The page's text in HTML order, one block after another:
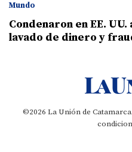
Mundo
Condenaron en EE.
lavado de dinero y
©2026 La Unión de